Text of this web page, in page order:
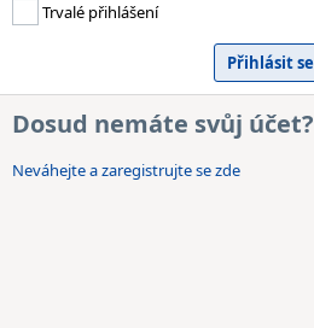
Trvalé přihlášení
Dosud nemáte svůj účet?
Neváhejte a zaregistrujte se zde